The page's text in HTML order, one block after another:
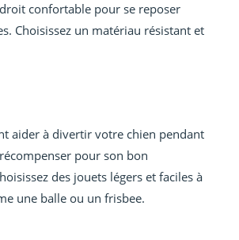
confortable pour se reposer
Choisissez un matériau résistant et
aider à divertir votre chien pendant
pour son bon
des jouets légers et faciles à
une balle ou un frisbee.